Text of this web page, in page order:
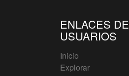
ENLACES DE
USUARIOS
Inicio
Explorar